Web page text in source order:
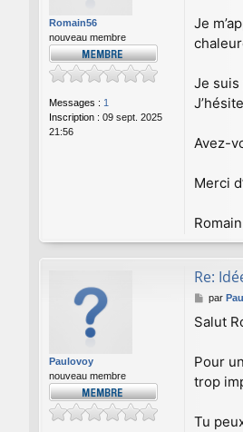
Romain56
nouveau membre
Messages : 1
Inscription : 09 sept. 2025
21:56
g
e
Je
Je suis
Avez-
Merci
Romain
Paulovoy
nouveau membre
Re:
M
s
g
e
par
Salut
Pour
trop
Tu